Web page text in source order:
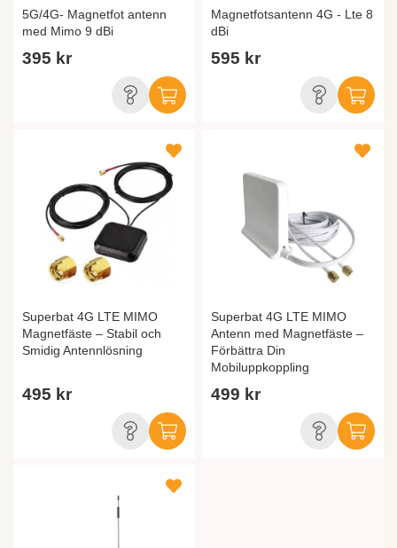
5G/4G- Magnetfot antenn
med Mimo 9 dBi
395 kr
Magnetfotsantenn 4G - Lte 8
dBi
595 kr
Superbat 4G LTE MIMO
Magnetfäste – Stabil och
Smidig Antennlösning
495 kr
Superbat 4G LTE MIMO
Antenn med Magnetfäste –
Förbättra Din
Mobiluppkoppling
499 kr